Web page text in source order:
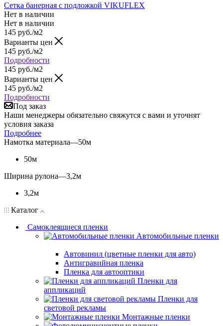
Сетка банерная с подложкой VIKUFLEX
Нет в наличии
Нет в наличии
145 руб./м2
Варианты цен
145 руб./м2
Подробности
145 руб./м2
Варианты цен
145 руб./м2
Подробности
Под заказ
Наши менеджеры обязательно свяжутся с вами и уточнят
условия заказа
Подробнее
Намотка материала—50м
50м
Ширина рулона—3,2м
3,2м
Каталог
Самоклеящиеся пленки
Автомобильные пленки
Автовинил (цветные пленки для авто)
Антигравийная пленка
Пленка для автооптики
Пленки для
аппликаций
Пленки для
световой рекламы
Монтажные пленки